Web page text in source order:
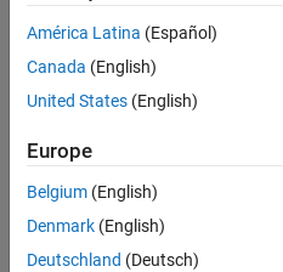
Actuellement,
aucune
offre
d'emploi
correspondant
à vos
critères
de
recherche.
América Latina (Español)
Canada (English)
United States (English)
Europe
Belgium (English)
Denmark (English)
Deutschland (Deutsch)